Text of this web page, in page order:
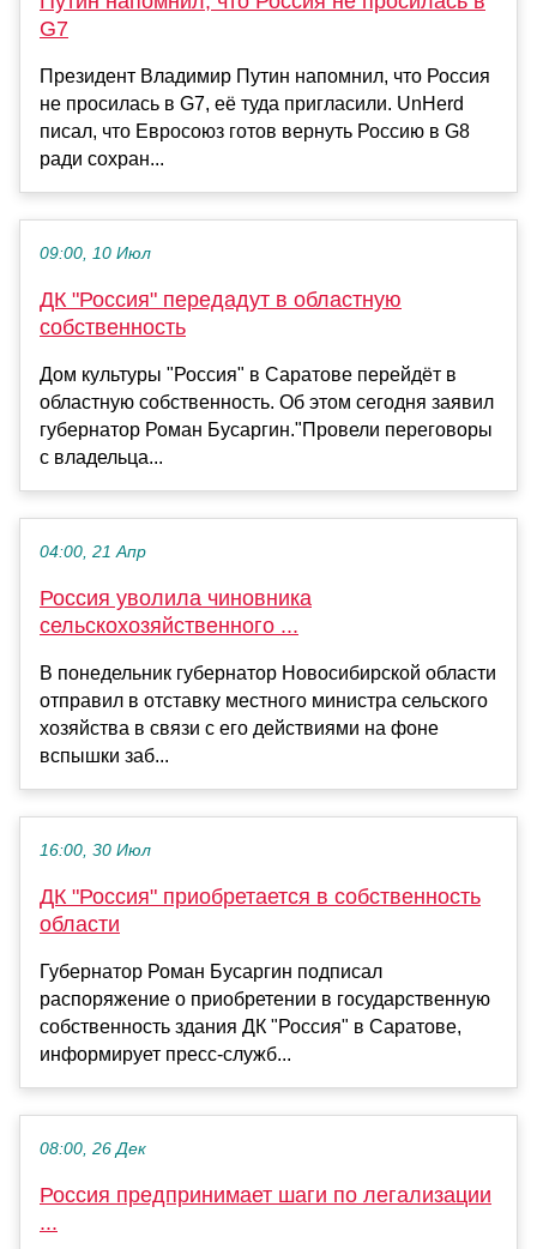
G7
Президент Владимир Путин напомнил, что Россия
не просилась в G7, её туда пригласили. UnHerd
писал, что Евросоюз готов вернуть Россию в G8
ради сохран...
09:00, 10 Июл
ДК "Россия" передадут в областную
собственность
Дом культуры "Россия" в Саратове перейдёт в
областную собственность. Об этом сегодня заявил
губернатор Роман Бусаргин."Провели переговоры
с владельца...
04:00, 21 Апр
Россия уволила чиновника
сельскохозяйственного ...
В понедельник губернатор Новосибирской области
отправил в отставку местного министра сельского
хозяйства в связи с его действиями на фоне
вспышки заб...
16:00, 30 Июл
ДК "Россия" приобретается в собственность
области
Губернатор Роман Бусаргин подписал
распоряжение о приобретении в государственную
собственность здания ДК "Россия" в Саратове,
информирует пресс-служб...
08:00, 26 Дек
Россия предпринимает шаги по легализации
...